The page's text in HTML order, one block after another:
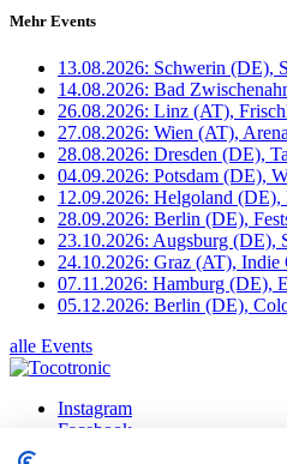
Mehr Events
13.08.2026: Schwerin (DE),
14.08.2026: Bad
26.08.2026: Linz (AT),
27.08.2026: Wien (AT),
28.08.2026: Dresden (DE),
04.09.2026: Potsdam (DE),
12.09.2026: Helgoland
28.09.2026: Berlin (DE),
23.10.2026: Augsburg (DE),
24.10.2026: Graz (AT), Indie
07.11.2026: Hamburg (DE),
05.12.2026: Berlin (DE),
alle Events
Instagram
Facebook